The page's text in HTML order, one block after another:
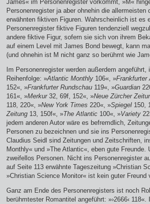
James« im Personenregister vorkommt, »M«
Personenregister ja aber ohnehin die allermeisten
erwähnten fiktiven Figuren. Wahrscheinlich ist es
Personenregister fiktive Figuren tendenziell
andere fiktive Figur, sofern sie sich von ihrem
auf einem Level mit James Bond bewegt, kann
(und ohnehin ist M nicht ganz so berühmt wie
Im Personenregister werden außerdem angeführt,
Reihenfolge: »Atlantic Monthly 106«, »Frankfurter
152«, »Frankfurter Rundschau 119«, »Guardian
161«, »Merkur32, 69f, 152«, »Neue Zürcher
118, 220«, »New York Times 220«, »Spiegel 150,
Zeitung 13, 150f«, »The Atlantic 100«, »Variety
jedem anderen Autor wäre es befremdlich,
Personen zu bezeichnen und sie ins
Claudius Seidl sind Zeitungen und Zeitschriften,
Monthly« und »The Atlantic«, eben gute Freunde.
zweifellos Personen. Nicht ins Personenregister
auf Seite 113 erwähnte Tageszeitung »Christian
»Christian Science Monitor« ist kein guter Freund
Ganz am Ende des Personenregisters ist noch
berühmtester Romantitel angeführt: »›2666‹